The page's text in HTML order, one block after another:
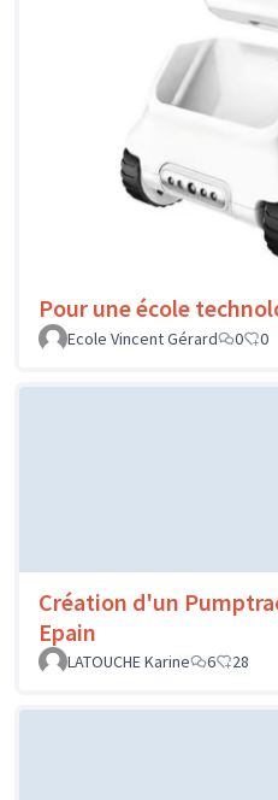
Pour une école
Ecole Vincent Gérard
0 0
Création d'un
Epain
LATOUCHE Karine
6 28